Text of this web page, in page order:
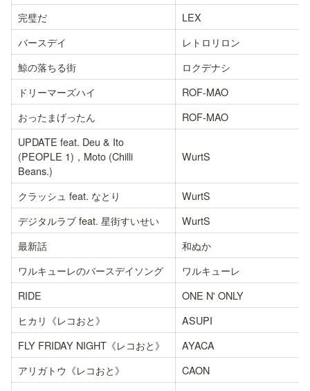
完璧だ
LEX
バースデイ
レトロリロン
鯨の落ちる街
ロクデナシ
ドリーマーズハイ
ROF-MAO
おったまげったん
ROF-MAO
UPDATE feat. Deu & Ito
(PEOPLE 1)，Moto (Chilli
Beans.)
WurtS
クラッシュ feat. なとり
WurtS
デジタルラブ feat. 星街すいせい
WurtS
最新話
和ぬか
ワルキューレのバースデイソング
ワルキューレ
RIDE
ONE N' ONLY
ヒカリ《レコおと》
ASUPI
FLY FRIDAY NIGHT《レコおと》
AYACA
アリガトウ《レコおと》
CAON